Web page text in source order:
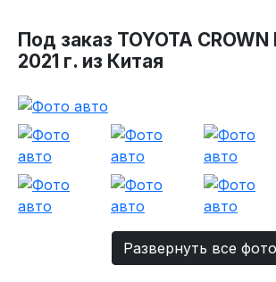
Под заказ TOYOTA CROWN
2021 г. из Китая
Развернуть все фото